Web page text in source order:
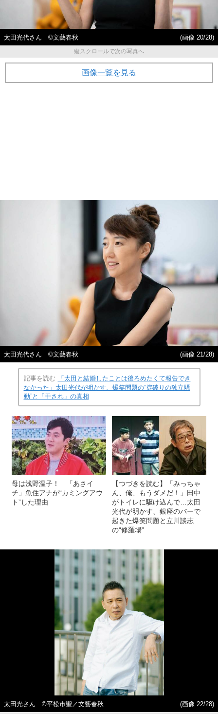
太田光代さん ©文藝春秋
(画像 20/28)
縦スクロールで次の写真へ
画像一覧を見る
太田光代さん ©文藝春秋 (画像 21/28)
記事を読む
「太田と結婚したことは後ろめたくて報告でき
なかった」太田光代が明かす、爆笑問題の“掟破りの独立騒
動”と「干され」の真相
母は浅野温子！ 「あさイ
チ」魚住アナが“カミングアウ
ト”した理由
【つづきを読む】「みっちゃ
ん、俺、もうダメだ！」田中
がトイレに駆け込んで…太田
光代が明かす、銀座のバーで
起きた爆笑問題と立川談志
の“修羅場”
太田光さん ©平松市聖／文藝春秋 (画像 22/28)